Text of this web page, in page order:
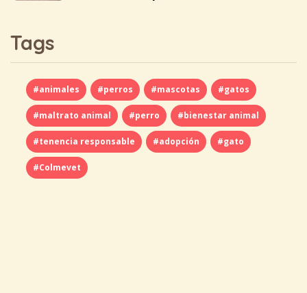
Tags
#animales #perros #mascotas #gatos
#maltrato animal #perro #bienestar animal
#tenencia responsable #adopción #gato
#Colmevet